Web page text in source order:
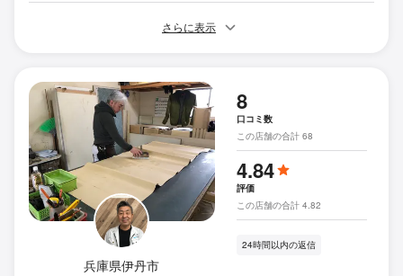
さらに表示
兵庫県伊丹市
8
口コミ数
この店舗の合計 68
4.84
評価
この店舗の合計 4.82
24時間以内の返信